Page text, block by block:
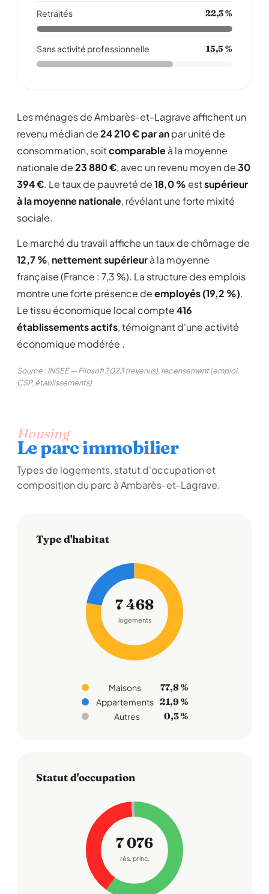
Retraités 22,3 %
Sans activité professionnelle 15,5 %
Les ménages de Ambarès-et-Lagrave affichent un
revenu médian de24 210 € par anpar unité de
consommation, soitcomparableà la moyenne
nationale de23 880 €, avec un revenu moyen de30
394 €. Le taux de pauvreté de18,0 % estsupérieur
à la moyenne nationale, révélant une forte mixité
sociale.
Le marché du travail affiche un taux de chômage de
12,7 %, nettement supérieurà la moyenne
française (France : 7,3 %). La structure des emplois
montre une forte présence deemployés (19,2 %).
Le tissu économique local compte416
établissements actifs, témoignant d'une activité
économique modérée .
Source : INSEE — Filosofi 2023 (revenus), recensement (emploi,
CSP, établissements)
Housing
Le parc immobilier
Types de logements, statut d'occupation et
composition du parc à Ambarès-et-Lagrave.
Type d'habitat
7 468
logements
Maisons 77,8 %
Appartements 21,9 %
Autres 0,3 %
Statut d'occupation
7 076
rés. princ.